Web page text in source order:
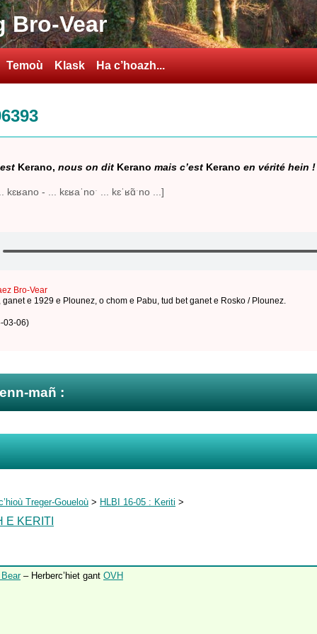
Bro-Vear
Temoù Klask Ha c’hoazh...
Kerano, nous on dit Kerano mais c’est Kerano en vérité hein !
- ... kɛʁaˈnoˑ ... kɛˈʁɑ̃ˑno ...]
Bro-Vear
ganet e 1929 e Plounez o chom e Pabu tud bet ganet e Rosko / Plounez
03-06)
mañ :
Treger-Goueloù > HLBI 16-05 : Keriti >
E KERITI
– Herberc’hiet gant OVH